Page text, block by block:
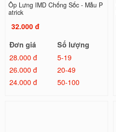
Ốp Lưng IMD Chống Sốc - Mẫu P
atrick
32.000 đ
Đơn giá
Số lượng
28.000 đ
5-19
26.000 đ
20-49
24.000 đ
50-100